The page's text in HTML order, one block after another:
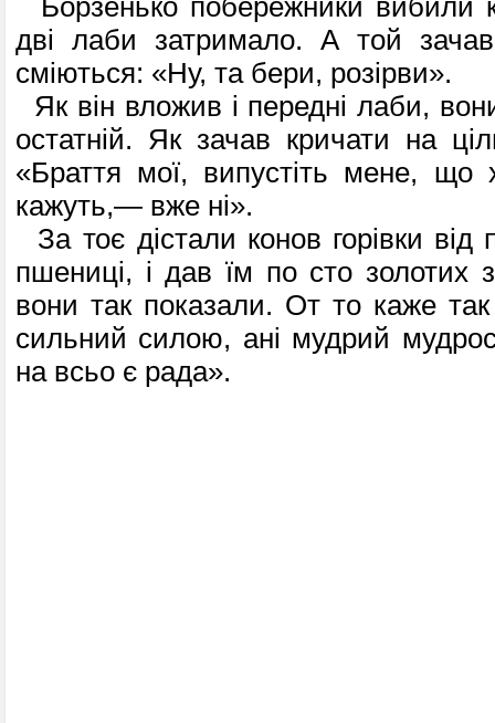
Борзенько побережники
дві лаби затримало. А той
сміються: «Ну, та бери, розірви».
Як він вложив і передні лаби,
остатній. Як зачав кричати на
«Браття мої, випустіть мене,
кажуть,— вже ні».
За тоє дістали конов горівки від
пшениці, і дав їм по сто золотих
вони так показали. От то каже
сильний силою, ані мудрий
на всьо є рада».